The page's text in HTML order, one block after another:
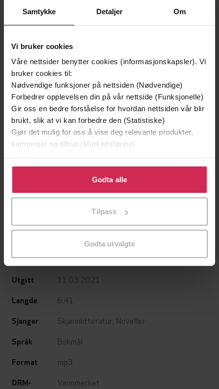
Samtykke Detaljer Om
Vi bruker cookies
Våre nettsider benytter cookies (informasjonskapsler). Vi
bruker cookies til:
Nødvendige funksjoner på nettsiden (Nødvendige)
Forbedrer opplevelsen din på vår nettside (Funksjonelle)
Gir oss en bedre forståelse for hvordan nettsiden vår blir
brukt, slik at vi kan forbedre den (Statistiske)
Gjør det mulig for oss å vise deg relevante produkter,
kampanjer og tilbud (Markedsføring)
Klikk på «Godta alle» for å gi oss ditt samtykke til å
bruke cookies for alle disse formålene. Du kan også
tilpasse ditt samtykke til spesifikke formål ved å klikke
Godta alle
Tilpass
Godta utvalgte
199,-
Minnesota
Jo Nesbø
Irène Némirovsky (forfatter),
Jensen(oversetter),Hanna Børseth
Rønningen
(innleser)
Forlag Cappelen Damm
Utgitt 11.03.2021
Lengde 6:41
Sjanger Skjønnlitteratur Noveller
Språk Bokmål
Format mp3
DRM-
Vannmerket